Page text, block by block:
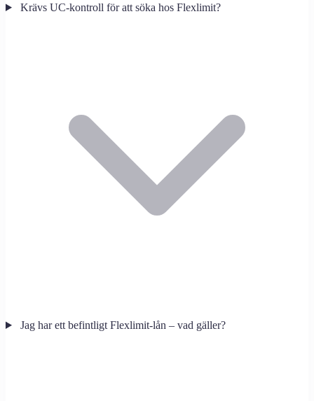
Krävs UC-kontroll för att söka hos Flexlimit?
Jag har ett befintligt Flexlimit-lån – vad gäller?